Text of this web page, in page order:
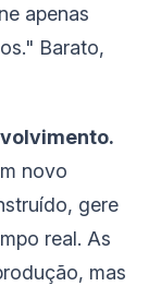
apenas
Barato,
novo
gere
real. As
mas